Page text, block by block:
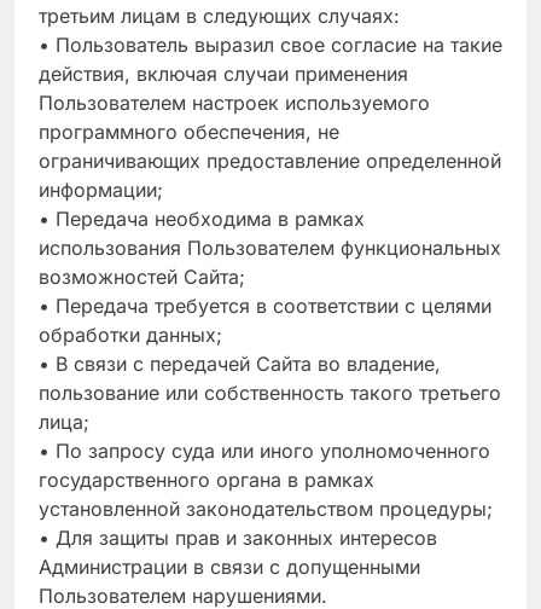
третьим лицам в следующих случаях:
• Пользователь выразил свое согласие на такие
действия, включая случаи применения
Пользователем настроек используемого
программного обеспечения, не
ограничивающих предоставление определенной
информации;
• Передача необходима в рамках
использования Пользователем функциональных
возможностей Сайта;
• Передача требуется в соответствии с целями
обработки данных;
• В связи с передачей Сайта во владение,
пользование или собственность такого третьего
лица;
• По запросу суда или иного уполномоченного
государственного органа в рамках
установленной законодательством процедуры;
• Для защиты прав и законных интересов
Администрации в связи с допущенными
Пользователем нарушениями.